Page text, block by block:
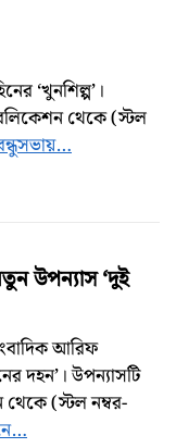
‘খুনশিল্প’।
থেকে (স্টল
উপন্যাস ‘দুই
আরিফ
দহন’। উপন্যাসটি
থেকে (স্টল নম্বর-